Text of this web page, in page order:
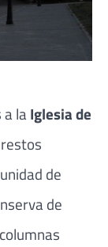
a laIglesia de
de
de